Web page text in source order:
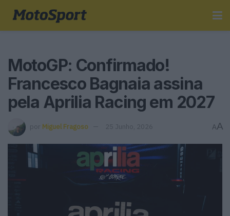
MotoGP: Confirmado!
Francesco Bagnaia assina
pela Aprilia Racing em 2027
por Miguel Fragoso 25 Junho, 2026 AA